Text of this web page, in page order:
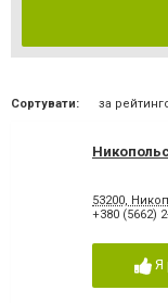
Сортувати: за
53200,
+380 (5662)
Я